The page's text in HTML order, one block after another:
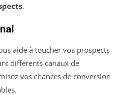
.
aide à toucher vos prospects
différents canaux de
vos chances de conversion